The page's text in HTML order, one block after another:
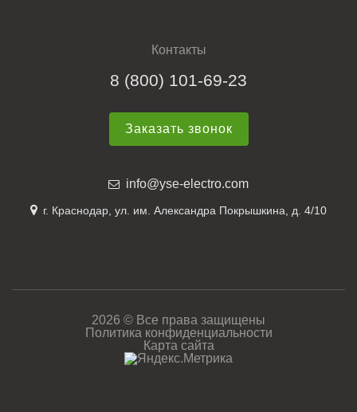
Контакты
8 (800) 101-69-23
Заказать звонок
info@yse-electro.com
г. Краснодар, ул. им. Александра Покрышкина, д. 4/10
2026 © Все права защищены
Политика конфиденциальности
Карта сайта